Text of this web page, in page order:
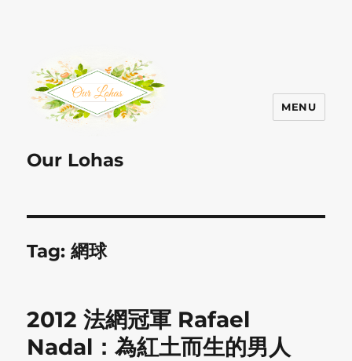
Our Lohas
MENU
Tag:網球
2012 法網冠軍 Rafael
Nadal：為紅土而生的男人